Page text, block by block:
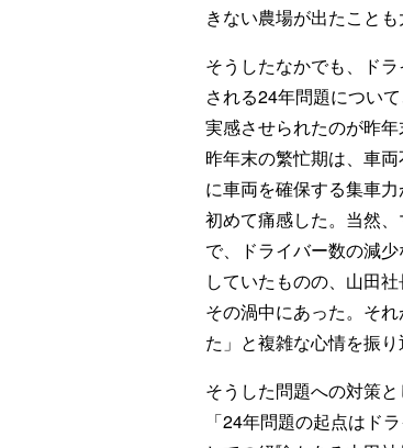
きない農場が出たことも
そうしたなかでも、ド
される24年問題につい
実感させられたのが昨年
昨年末の繁忙期は、車
に車両を確保する集車
初めて痛感した。当然
で、ドライバー数の減
していたものの、山田
その渦中にあった。そ
た」と複雑な心情を振り
そうした問題への対策
「24年問題の起点はド